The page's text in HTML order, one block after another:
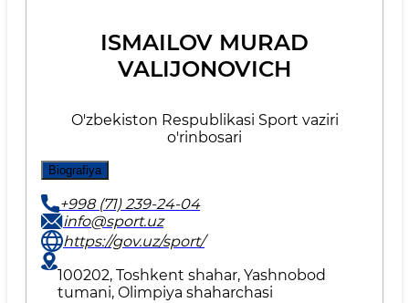
ISMAILOV MURAD
VALIJONOVICH
O'zbekiston Respublikasi Sport vaziri
o'rinbosari
Biografiya
+998 (71) 239-24-04
info@sport.uz
https://gov.uz/sport/
100202, Toshkent shahar, Yashnobod
tumani, Olimpiya shaharchasi